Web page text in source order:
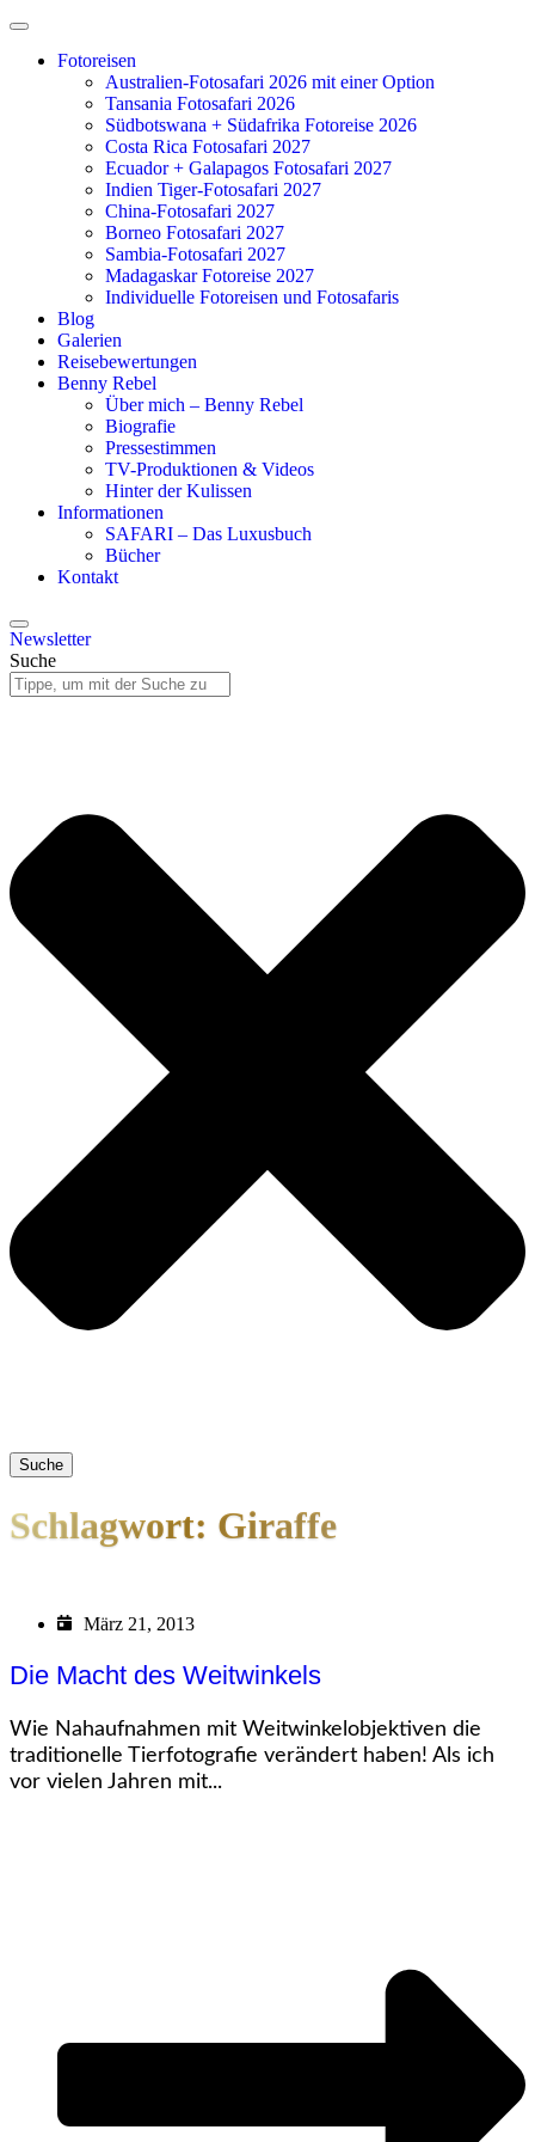
Zum
springenFotoreisen
Australien-Fotosafari 2026 mit einer Option
Tansania Fotosafari 2026
Südbotswana + Südafrika Fotoreise 2026
Costa Rica Fotosafari 2027
Ecuador + Galapagos Fotosafari 2027
Indien Tiger-Fotosafari 2027
China-Fotosafari 2027
Borneo Fotosafari 2027
Sambia-Fotosafari 2027
Madagaskar Fotoreise 2027
Individuelle Fotoreisen und Fotosafaris
Blog
Galerien
Reisebewertungen
Benny Rebel
Über mich – Benny Rebel
Biografie
Pressestimmen
TV-Produktionen & Videos
Hinter der Kulissen
Informationen
SAFARI – Das Luxusbuch
Bücher
Kontakt
Newsletter
Suche
Suche
Schlagwort: Giraffe
März 21, 2013
Die Macht des Weitwinkels
Wie Nahaufnahmen mit Weitwinkelobjektiven die
traditionelle Tierfotografie verändert haben! Als ich
vor vielen Jahren mit...